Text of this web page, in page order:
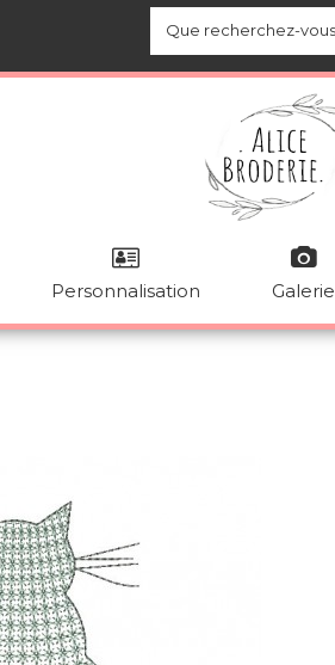
Personnalisation Galerie